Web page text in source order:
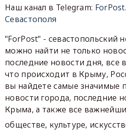
Наш канал в Telegram:
Севастополя
"ForPost" - севастопольский
можно найти не только
последние новости дня, все
что происходит в Крыму,
вы найдете самые значимые
новости города, последние
Крыма, а также все
обществе, культуре,